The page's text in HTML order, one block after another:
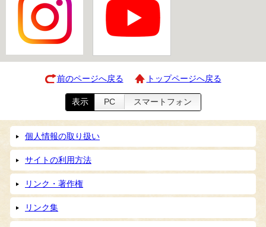
前のページへ戻る トップページへ戻る
表示 PC スマートフォン
個人情報の取り扱い
サイトの利用方法
リンク・著作権
リンク集